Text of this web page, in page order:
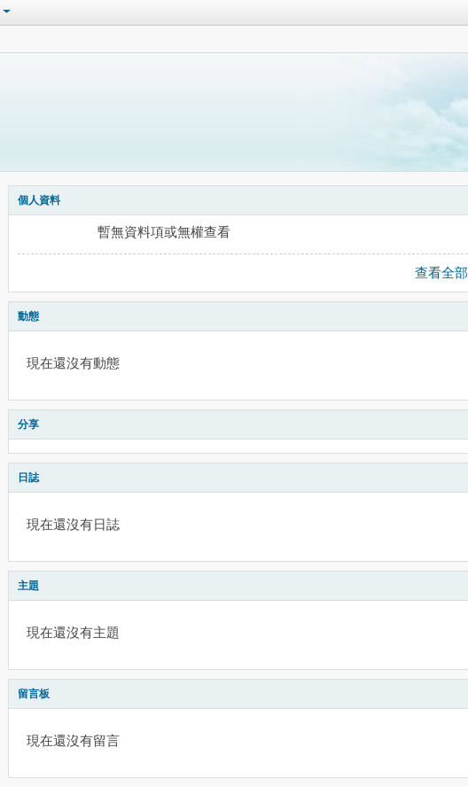
個人資料
暫無資料項或無權查看
查看全
動態
現在還沒有動態
分享
日誌
現在還沒有日誌
主題
現在還沒有主題
留言板
現在還沒有留言